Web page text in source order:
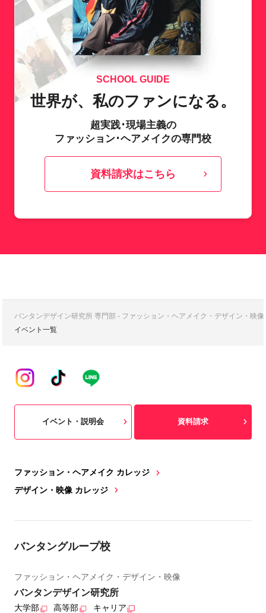
SCHOOL GUIDE
世界が、私のファンになる。
超実践･現場主義の
ファッション･ヘアメイクの専門校
資料請求はこちら
バンタンデザイン研究所 専門部 - ファッション・ヘアメイク・デザイン・映
イベント一覧
ファッション・ヘアメイク カレッジ
デザイン・映像 カレッジ
イベント・説明会 資料請求
バンタングループ校
ファッション・ヘアメイク・デザイン・映像
バンタンデザイン研究所
大学部 高等部 キャリア